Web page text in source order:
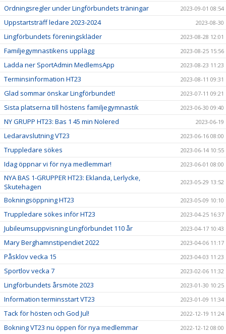
Ordningsregler under Lingförbundets träningar 2023-09-01 08:54
Uppstartsträff ledare 2023-2024 2023-08-30
Lingförbundets föreningskläder 2023-08-28 12:01
Familjegymnastikens upplägg 2023-08-25 15:56
Ladda ner SportAdmin MedlemsApp 2023-08-23 11:23
Terminsinformation HT23 2023-08-11 09:31
Glad sommar önskar Lingförbundet! 2023-07-11 09:21
Sista platserna till höstens familjegymnastik 2023-06-30 09:40
NY GRUPP HT23: Bas 1 45 min Nolered 2023-06-19
Ledaravslutning VT23 2023-06-16 08:00
Truppledare sökes 2023-06-14 10:55
Idag öppnar vi för nya medlemmar! 2023-06-01 08:00
NYA BAS 1-GRUPPER HT23: Eklanda, Lerlycke,
Skutehagen
2023-05-29 13:52
Bokningsöppning HT23 2023-05-09 10:10
Truppledare sökes inför HT23 2023-04-25 16:37
Jubileumsuppvisning Lingförbundet 110 år 2023-04-17 10:43
Mary Berghamnstipendiet 2022 2023-04-06 11:17
Påsklov vecka 15 2023-04-03 11:23
Sportlov vecka 7 2023-02-06 11:32
Lingförbundets årsmöte 2023 2023-01-30 10:25
Information terminsstart VT23 2023-01-09 11:34
Tack för hösten och God Jul! 2022-12-19 11:24
Bokning VT23 nu öppen för nya medlemmar 2022-12-12 08:00